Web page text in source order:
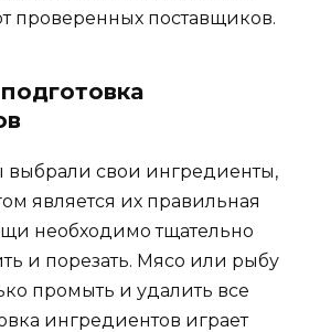
проверенных поставщиков.
выбрали свои ингредиенты,
является их правильная
необходимо тщательно
и порезать. Мясо или рыбу
промыть и удалить все
ингредиентов играет